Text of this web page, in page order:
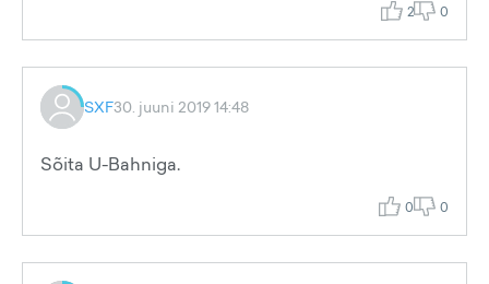
2 0
SXF30. juuni 2019 14:48
Sõita U-Bahniga.
0 0